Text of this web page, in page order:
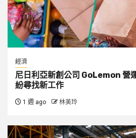
經濟
尼日利亞新創公司 GoLemon 營
紛尋找新工作
1 週 ago 林美玲